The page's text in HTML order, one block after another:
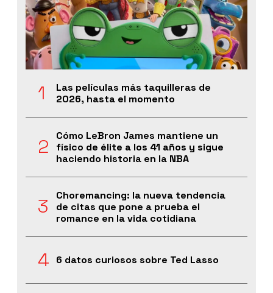
Las películas más taquilleras de
2026, hasta el momento
Cómo LeBron James mantiene un
físico de élite a los 41 años y sigue
haciendo historia en la NBA
Choremancing: la nueva tendencia
de citas que pone a prueba el
romance en la vida cotidiana
6 datos curiosos sobre Ted Lasso